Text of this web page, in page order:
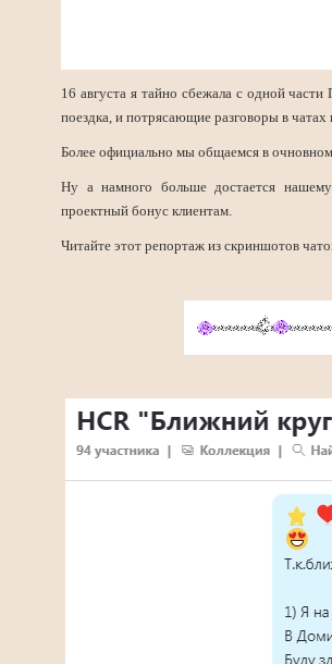
16 августа я тайно сбежала с одной
поездка, и потрясающие разговоры в чатах
Более официально мы общаемся в
Ну а намного больше достается
проектный бонус клиентам.
Читайте этот репортаж из скриншотов